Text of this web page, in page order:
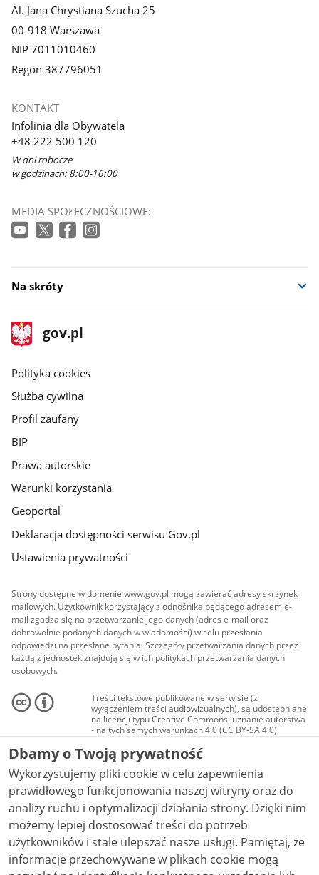
Al. Jana Chrystiana Szucha 25
00-918 Warszawa
NIP 7011010460
Regon 387796051
KONTAKT
Infolinia dla Obywatela
+48 222 500 120
W dni robocze
w godzinach: 8:00-16:00
MEDIA SPOŁECZNOŚCIOWE:
Na skróty
stopka
gov.pl
Strona
gov.pl
gov.pl
Polityka cookies
Służba cywilna
Profil zaufany
BIP
Prawa autorskie
Warunki korzystania
Geoportal
Deklaracja dostępności serwisu Gov.pl
Ustawienia prywatności
Strony dostępne w domenie www.gov.pl mogą zawierać adresy skrzynek
mailowych. Użytkownik korzystający z odnośnika będącego adresem e-
mail zgadza się na przetwarzanie jego danych (adres e-mail oraz
dobrowolnie podanych danych w wiadomości) w celu przesłania
odpowiedzi na przesłane pytania. Szczegóły przetwarzania danych przez
każdą z jednostek znajdują się w ich politykach przetwarzania danych
osobowych.
Treści tekstowe publikowane w serwisie (z
wyłączeniem treści audiowizualnych), są udostępniane
na licencji typu Creative Commons: uznanie autorstwa
- na tych samych warunkach 4.0 (CC BY-SA 4.0).
Materiały audiowizualne, w tym zdjęcia, materiały
audio i wideo, są udostępniane na licencji typu
Creative Commons: uznanie autorstwa użycie
niekomercyjne - bez utworów zależnych 4.0 (CC BY-
NC-ND 4.0), o ile nie jest to stwierdzone inaczej.
Dbamy o Twoją prywatność
Wykorzystujemy pliki cookie w celu zapewnienia
prawidłowego funkcjonowania naszej witryny oraz do
analizy ruchu i optymalizacji działania strony. Dzięki nim
możemy lepiej dostosować treści do potrzeb
użytkowników i stale ulepszać nasze usługi. Pamiętaj, że
informacje przechowywane w plikach cookie mogą